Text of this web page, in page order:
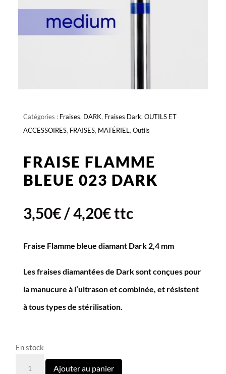
Catégories : Fraises, DARK, Fraises Dark, OUTILS ET
ACCESSOIRES, FRAISES, MATÉRIEL, Outils
FRAISE FLAMME
BLEUE 023 DARK
3,50€/4,20€ttc
Fraise Flamme bleue diamant Dark 2,4 mm
Les fraises diamantées de Dark sont conçues pour
la manucure à l’ultrason et combinée, et résistent
à tous types de stérilisation.
En stock
Ajouter au panier